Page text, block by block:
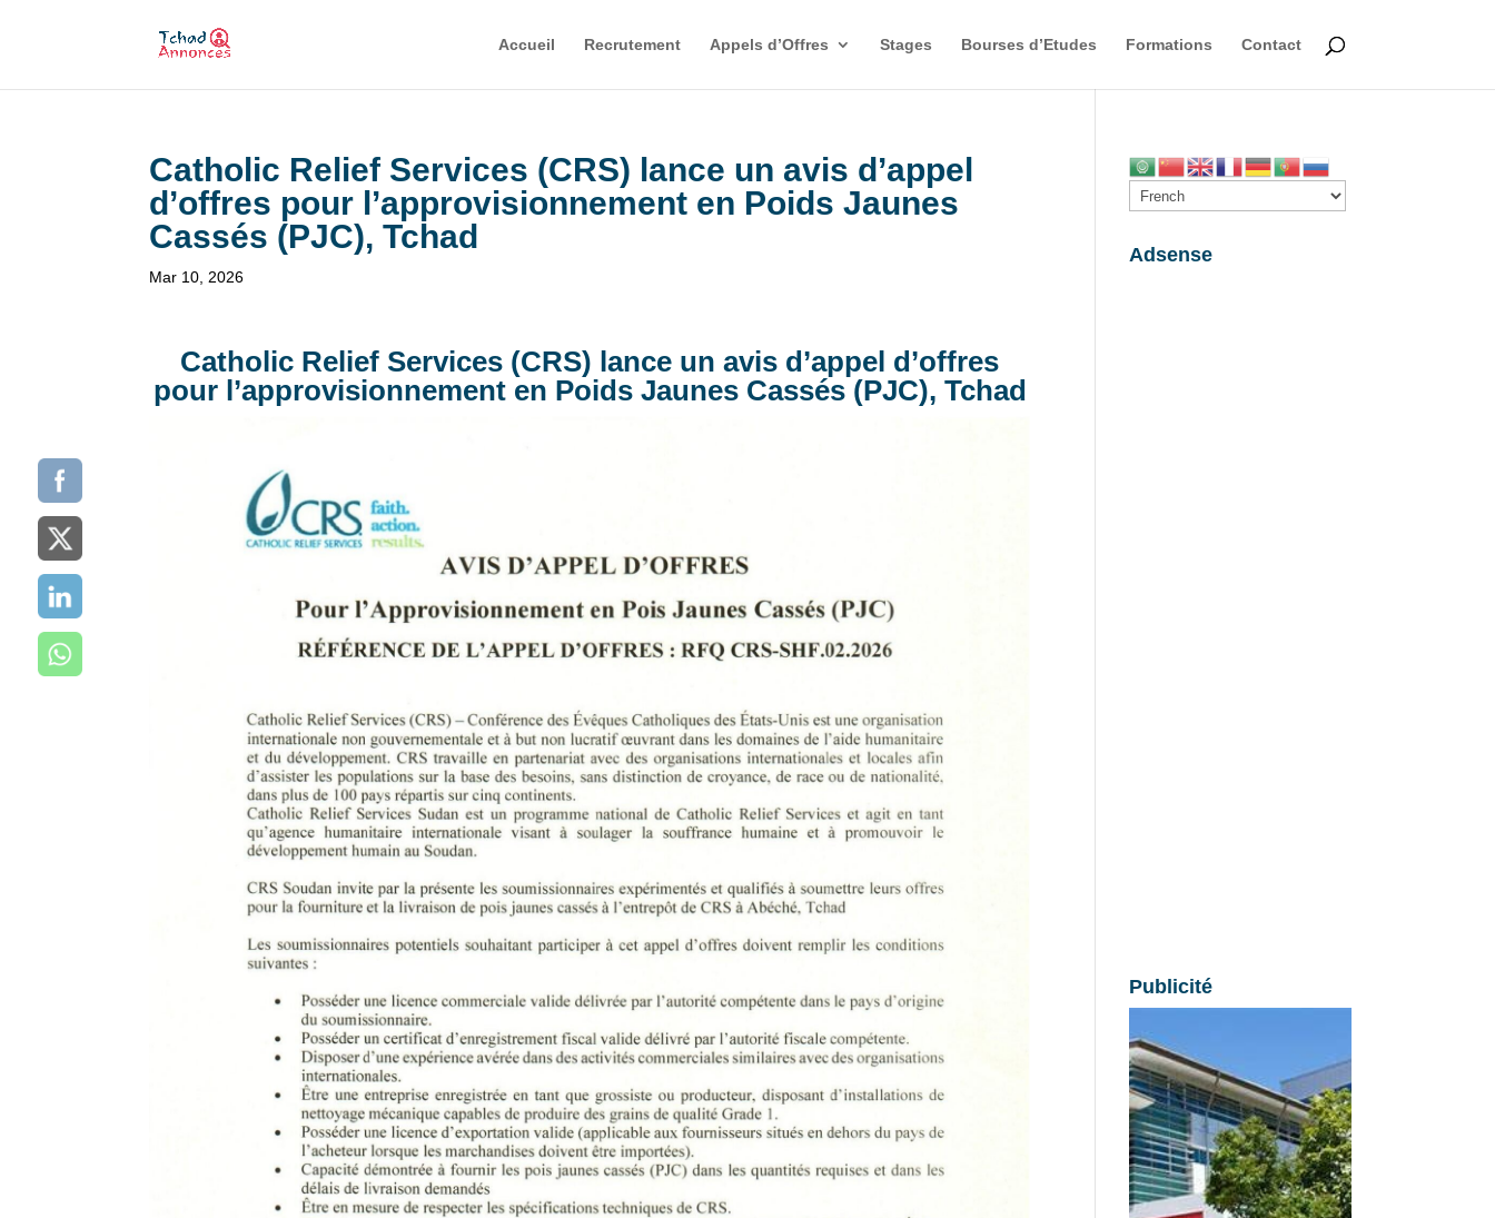
Accueil Recrutement Appels d’Offres Stages Bourses d’Etudes Formations Contact
Catholic Relief Services (CRS) lance un avis d’appel
d’offres pour l’approvisionnement en Poids Jaunes
Cassés (PJC), Tchad
Mar 10, 2026
Catholic Relief Services (CRS) lance un avis d’appel d’offres
pour l’approvisionnement en Poids Jaunes Cassés (PJC), Tchad
Adsense
Publicité